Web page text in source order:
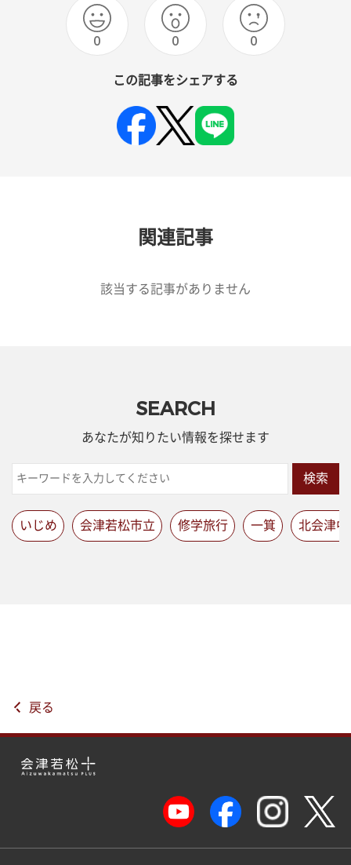
0 0 0
この記事をシェアする
関連記事
該当する記事がありません
SEARCH
あなたが知りたい情報を探せます
検索
いじめ 会津若松市立 修学旅行 一箕 北会津中
戻る